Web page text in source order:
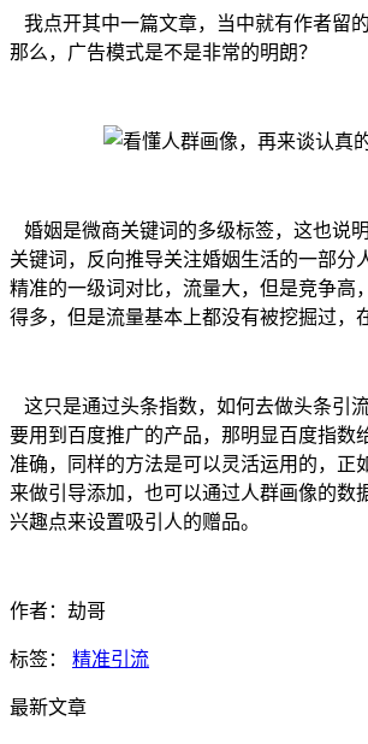
我点开其中一篇文章，当中就有作者留
那么，广告模式是不是非常的明朗？
婚姻是微商关键词的多级标签，这也说
关键词，反向推导关注婚姻生活的一部分
精准的一级词对比，流量大，但是竞争高
得多，但是流量基本上都没有被挖掘过，
这只是通过头条指数，如何去做头条引
要用到百度推广的产品，那明显百度指数
准确，同样的方法是可以灵活运用的，正
来做引导添加，也可以通过人群画像的数
兴趣点来设置吸引人的赠品。
作者：劫哥
标签： 精准引流
最新文章